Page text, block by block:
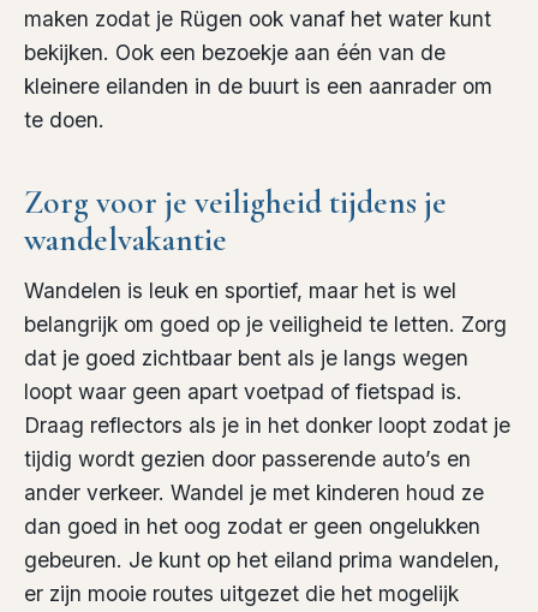
maken zodat je Rügen ook vanaf het water kunt
bekijken. Ook een bezoekje aan één van de
kleinere eilanden in de buurt is een aanrader om
te doen.
Zorg voor je veiligheid tijdens je
wandelvakantie
Wandelen is leuk en sportief, maar het is wel
belangrijk om goed op je veiligheid te letten. Zorg
dat je goed zichtbaar bent als je langs wegen
loopt waar geen apart voetpad of fietspad is.
Draag reflectors als je in het donker loopt zodat je
tijdig wordt gezien door passerende auto’s en
ander verkeer. Wandel je met kinderen houd ze
dan goed in het oog zodat er geen ongelukken
gebeuren. Je kunt op het eiland prima wandelen,
er zijn mooie routes uitgezet die het mogelijk